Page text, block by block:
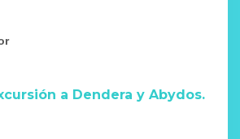
a Dendera y Abydos.